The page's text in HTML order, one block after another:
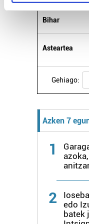
specific
Find out more about
Guk eta gure
teknologia erabiliz,
pertsonalizatuak
produktuak
erabiltzen dituen
Bazkide batzuek ez
interes komertzial
dezakezun ikusteko.
Lortu zure datu
Bihar
Asteartea
Gehiago:
Azken 7
1
2
edo
batek